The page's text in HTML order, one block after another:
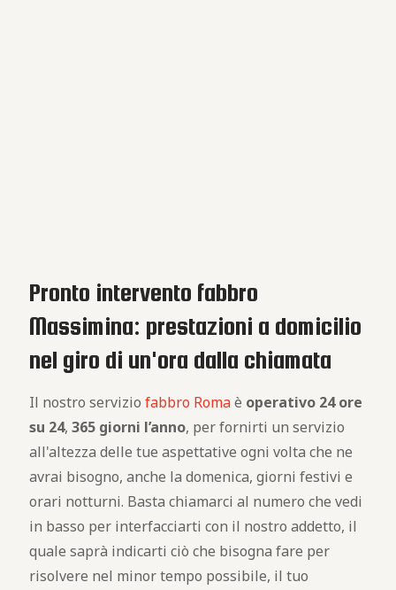
Pronto intervento fabbro
Massimina: prestazioni a domicilio
nel giro di un'ora dalla chiamata
Il nostro servizio fabbro Romaè operativo 24 ore
su 24, 365 giorni l’anno, per fornirti un servizio
all'altezza delle tue aspettative ogni volta che ne
avrai bisogno, anche la domenica, giorni festivi e
orari notturni. Basta chiamarci al numero che vedi
in basso per interfacciarti con il nostro addetto, il
quale saprà indicarti ciò che bisogna fare per
risolvere nel minor tempo possibile, il tuo